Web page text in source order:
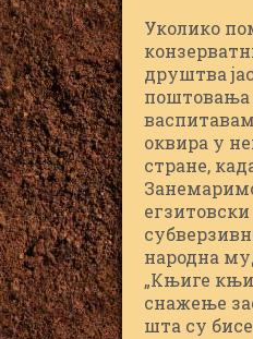
Уколико
друштва
поштовања
оквира у
стране,
народна
„Књиге
снажење
шта су